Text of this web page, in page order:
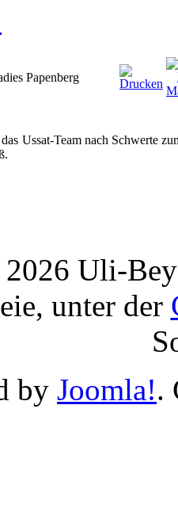
Papenberg
Ussat-Team nach Schwerte
Uli-
unter der
by Joomla!.